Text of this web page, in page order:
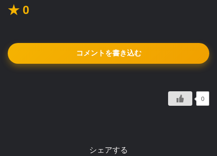
★ 0
コメントを書き込む
0
シェアする